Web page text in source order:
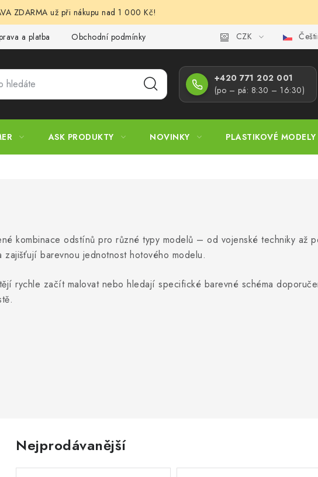
ZDARMA už při nákupu nad 1 000 Kč!
a platba Obchodní podmínky Podmínky ochrany osobních údajů
CZK
+420 771 202 001​
(po – pá: 8:30 – 16:30)
ASK PRODUKTY NOVINKY PLASTIKOVÉ MODELY
kombinace odstínů pro různé typy modelů – od vojenské techniky až
barevnou jednotnost hotového modelu.
rychle začít malovat nebo hledají specifické barevné schéma
Nejprodávanější